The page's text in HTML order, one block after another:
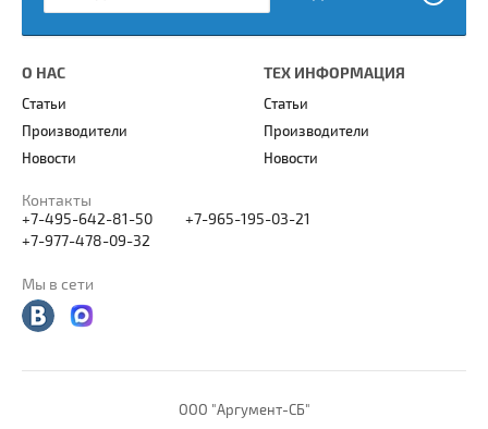
О НАС
Статьи
Производители
Новости
ТЕХ ИНФОРМАЦИЯ
Статьи
Производители
Новости
Контакты
+7-495-642-81-50
+7-965-195-03-21
+7-977-478-09-32
Мы в сети
ООО "Аргумент-СБ"